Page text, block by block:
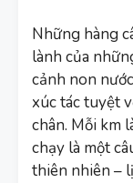
Những hàng
lành của
cảnh non
xúc tác tuyệt
chân. Mỗi km
chạy là một
thiên nhiên –